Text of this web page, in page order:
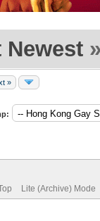
Newest
»
Lite (Archive) Mode